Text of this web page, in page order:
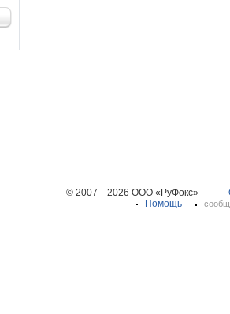
© 2007—2026 ООО «РуФокс»
Помощь